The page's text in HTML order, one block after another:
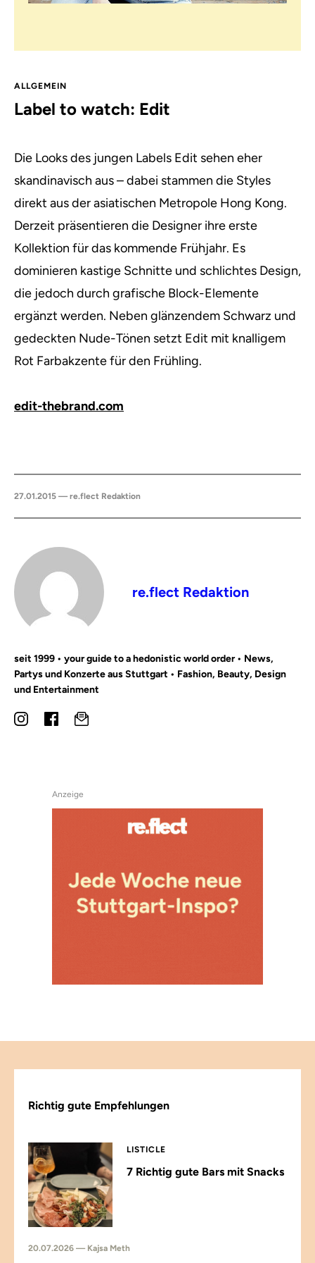
ALLGEMEIN
Label to watch: Edit
Die Looks des jungen Labels Edit sehen eher
skandinavisch aus – dabei stammen die Styles
direkt aus der asiatischen Metropole Hong Kong.
Derzeit präsentieren die Designer ihre erste
Kollektion für das kommende Frühjahr. Es
dominieren kastige Schnitte und schlichtes Design,
die jedoch durch grafische Block-Elemente
ergänzt werden. Neben glänzendem Schwarz und
gedeckten Nude-Tönen setzt Edit mit knalligem
Rot Farbakzente für den Frühling.
edit-thebrand.com
27.01.2015 — re.flect Redaktion
re.flect Redaktion
seit 1999 • your guide to a hedonistic world order • News,
Partys und Konzerte aus Stuttgart • Fashion, Beauty, Design
und Entertainment
Anzeige
Richtig gute Empfehlungen
LISTICLE
7 Richtig gute Bars mit Snacks
20.07.2026 — Kajsa Meth